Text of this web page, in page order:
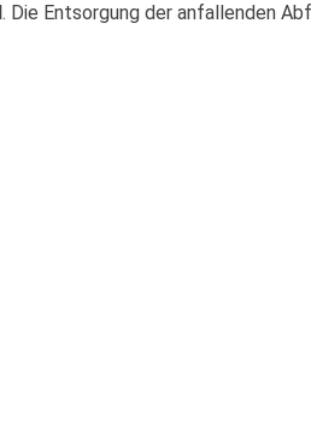
. Die Entsorgung der anfallenden